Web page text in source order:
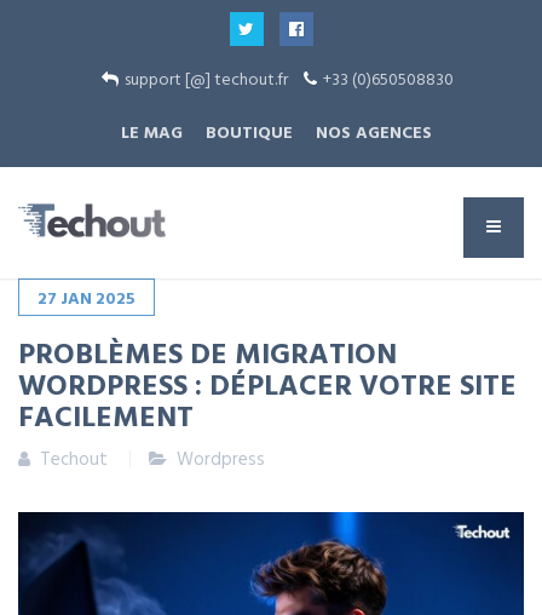
support [@] techout.fr
+33 (0)650508830
LE MAG
BOUTIQUE NOS AGENCES
27 JAN 2025
PROBLÈMES DE MIGRATION
WORDPRESS : DÉPLACER VOTRE SITE
FACILEMENT
Techout Wordpress